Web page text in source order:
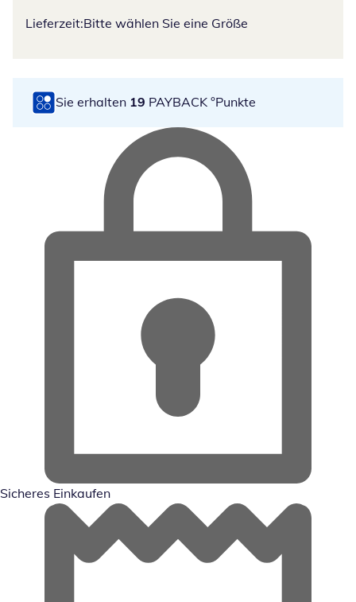
Lieferzeit:Bitte wählen Sie eine Größe
Sie erhalten 19 PAYBACK °Punkte
Sicheres Einkaufen